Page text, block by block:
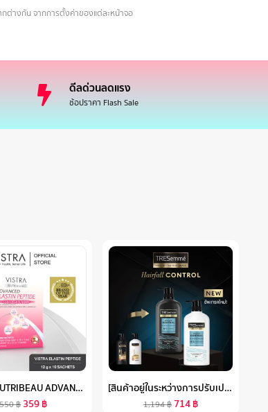
ต่างกัน จากการตั้งค่าของแต่ละหน้าจอ
ดีลด่วนลดแรง
ช้อปราคา Flash Sale
VISTRA NUTRIBEAU ADVANCED ELASTIN PEPTIDE PLUS COLLAGEN 5000 MG ( 10 PC / BOX ) วิสทร้า แอดวานซ์ อิลาสติน เปปไทด์ พลัส คอลลาเจน 5000 มก. / ต่อซอง ( 1 กล่อง บรรจุ 10 ซอง )
550฿ 359฿
[สินค้าอยู่ในระหว่างการปรับเปลี่ยนขนาด] เซ็ตเทรซาเม่ แชมพู (X4) & ครีมนวด (X2)TRESEMMESHAMPOO (X4) & HAIR CONDITIONER (X2)
1,194฿ 714฿